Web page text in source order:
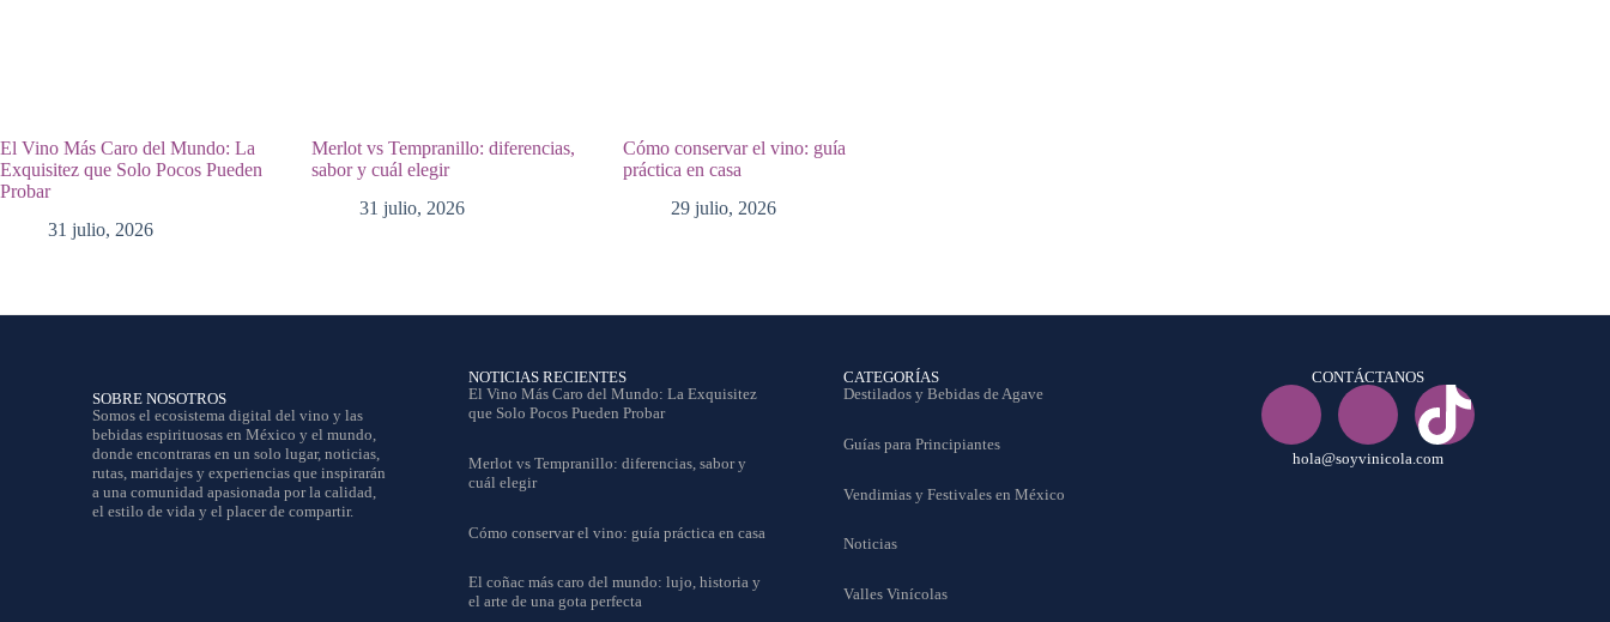
El Vino Más Caro del Mundo: La
Exquisitez que Solo Pocos Pueden
Probar
31 julio, 2026
Merlot vs Tempranillo: diferencias,
sabor y cuál elegir
31 julio, 2026
Cómo conservar el vino: guía
práctica en casa
29 julio, 2026
SOBRE NOSOTROS
Somos el ecosistema digital del vino y las
bebidas espirituosas en México y el mundo,
donde encontraras en un solo lugar, noticias,
rutas, maridajes y experiencias que inspirarán
a una comunidad apasionada por la calidad,
el estilo de vida y el placer de compartir.
NOTICIAS RECIENTES
El Vino Más Caro del Mundo: La Exquisitez
que Solo Pocos Pueden Probar
Merlot vs Tempranillo: diferencias, sabor y
cuál elegir
Cómo conservar el vino: guía práctica en casa
El coñac más caro del mundo: lujo, historia y
el arte de una gota perfecta
CATEGORÍAS
Destilados y Bebidas de Agave
Guías para Principiantes
Vendimias y Festivales en México
Noticias
Valles Vinícolas
CONTÁCTANOS
hola@soyvinicola.com